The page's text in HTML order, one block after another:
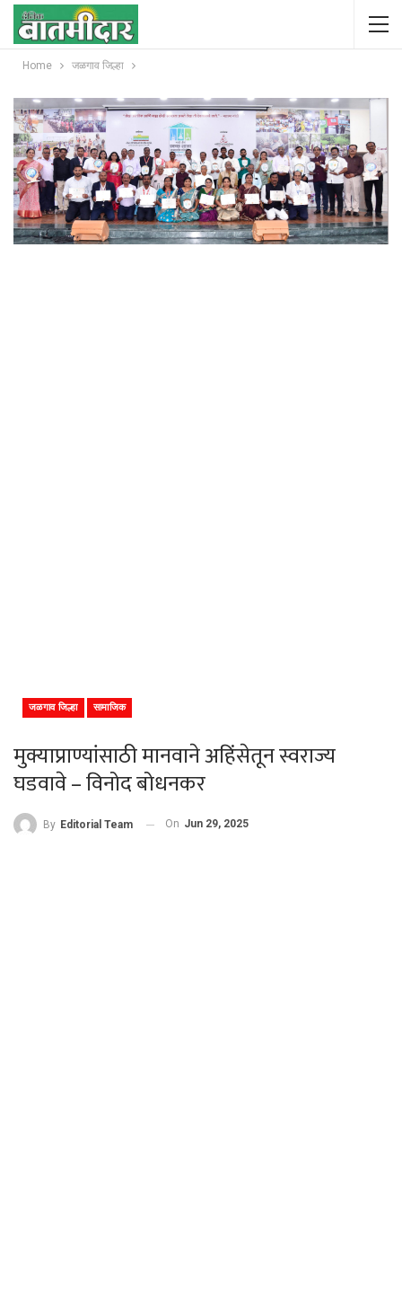
Home जळगाव जिल्हा
जळगाव जिल्हा सामाजिक
मुक्याप्राण्यांसाठी मानवाने अहिंसेतून स्वराज्य
घडवावे – विनोद बोधनकर
By Editorial Team On Jun 29, 2025